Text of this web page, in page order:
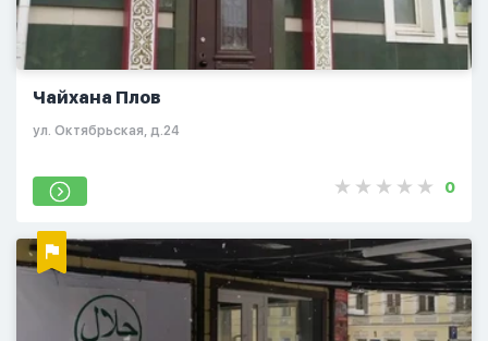
Чайхана Плов
ул. Октябрьская, д.24
0